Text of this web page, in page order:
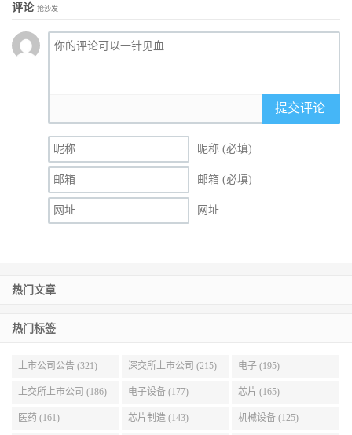
评论 抢沙发
提交评论
昵称 (必填)
邮箱 (必填)
网址
热门文章
热门标签
上市公司公告 (321) 深交所上市公司 (215) 电子 (195)
上交所上市公司 (186) 电子设备 (177) 芯片 (165)
医药 (161) 芯片制造 (143) 机械设备 (125)